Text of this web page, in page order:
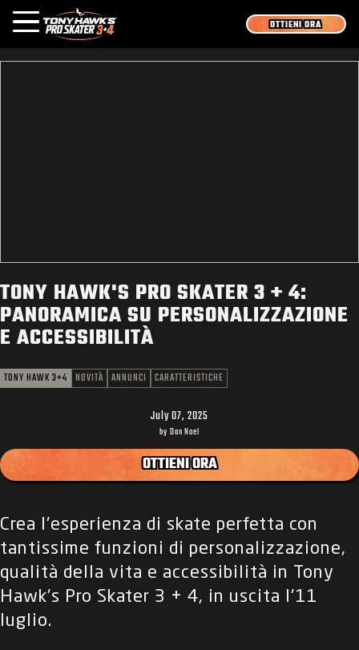
OTTIENI ORA
TONY HAWK'S PRO SKATER 3 + 4:
PANORAMICA SU PERSONALIZZAZIONE
E ACCESSIBILITÀ
TONY HAWK 3+4 NOVITÀ ANNUNCI CARATTERISTICHE
July 07, 2025
by Dan Noel
OTTIENI ORA
Crea l'esperienza di skate perfetta con
tantissime funzioni di personalizzazione,
qualità della vita e accessibilità in Tony
Hawk's Pro Skater 3 + 4, in uscita l'11
luglio.